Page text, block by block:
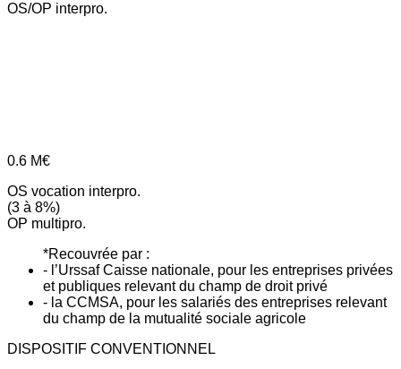
OS/OP interpro.
0.6 M€
OS vocation interpro.
(3 à 8%)
OP multipro.
*Recouvrée par :
- l’Urssaf Caisse nationale, pour les entreprises privées
et publiques relevant du champ de droit privé
- la CCMSA, pour les salariés des entreprises relevant
du champ de la mutualité sociale agricole
DISPOSITIF CONVENTIONNEL